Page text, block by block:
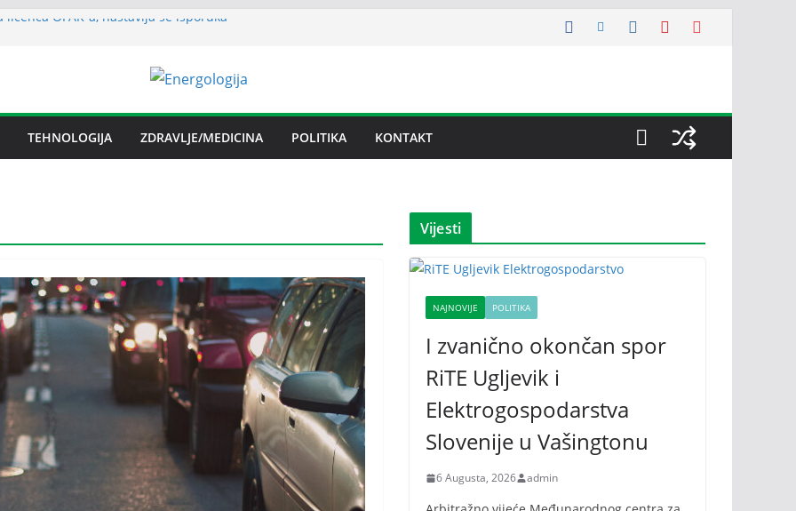
licenca OFAK-a, nastavlja se isporuka
Vlade FBiH i vlasnika
električnom energijom stabilno
TEHNOLOGIJA ZDRAVLJE/MEDICINA POLITIKA KONTAKT
Vijesti
NAJNOVIJE POLITIKA
I zvanično okončan spor
RiTE Ugljevik i
Elektrogospodarstva
Slovenije u Vašingtonu
6 Augusta, 2026 admin